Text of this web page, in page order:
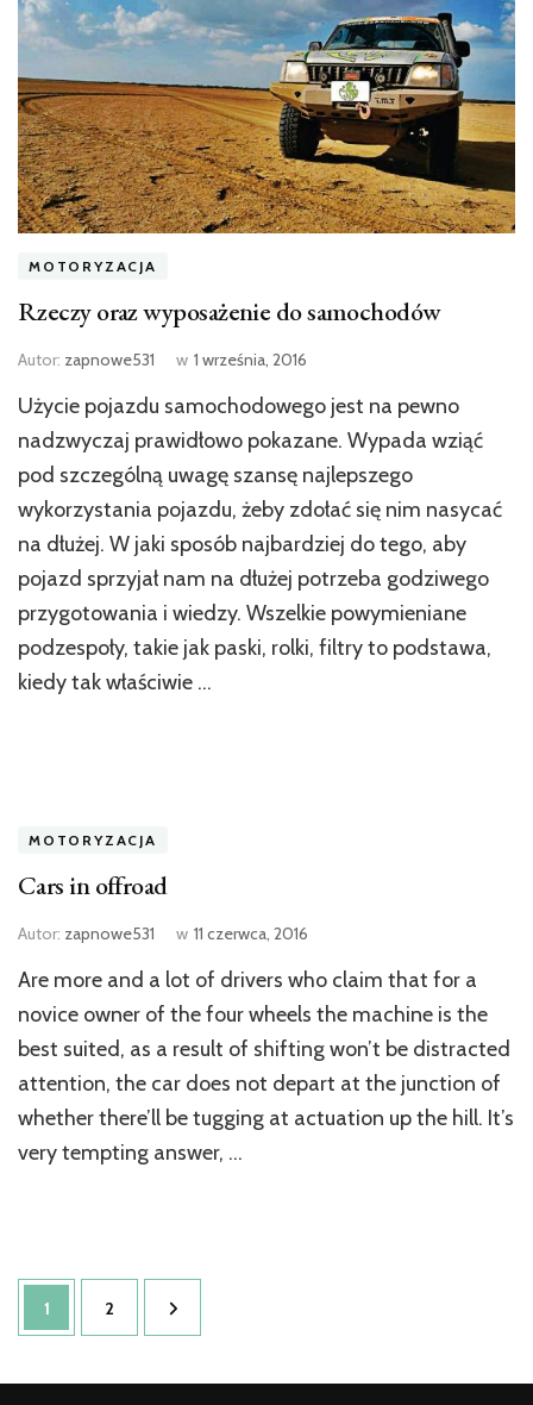
MOTORYZACJA
Rzeczy oraz wyposażenie do samochodów
Autor: zapnowe531 w 1 września, 2016
Użycie pojazdu samochodowego jest na pewno
nadzwyczaj prawidłowo pokazane. Wypada wziąć
pod szczególną uwagę szansę najlepszego
wykorzystania pojazdu, żeby zdołać się nim nasycać
na dłużej. W jaki sposób najbardziej do tego, aby
pojazd sprzyjał nam na dłużej potrzeba godziwego
przygotowania i wiedzy. Wszelkie powymieniane
podzespoły, takie jak paski, rolki, filtry to podstawa,
kiedy tak właściwie …
MOTORYZACJA
Cars in offroad
Autor: zapnowe531 w 11 czerwca, 2016
Are more and a lot of drivers who claim that for a
novice owner of the four wheels the machine is the
best suited, as a result of shifting won’t be distracted
attention, the car does not depart at the junction of
whether there’ll be tugging at actuation up the hill. It’s
very tempting answer, …
1 2